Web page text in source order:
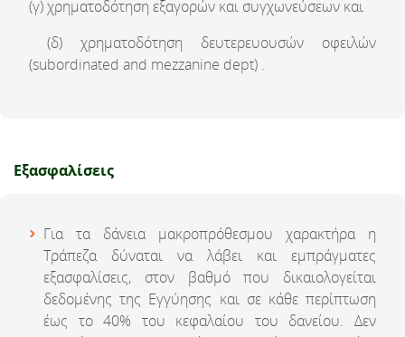
(γ) χρηματοδότηση εξαγορών και συγχωνεύσεων και
(δ) χρηματοδότηση δευτερευουσών οφειλών
(subordinated and mezzanine dept) .
Eξασφαλίσεις
Για τα δάνεια μακροπρόθεσμου χαρακτήρα η
Τράπεζα δύναται να λάβει και εμπράγματες
εξασφαλίσεις, στον βαθμό που δικαιολογείται
δεδομένης της Εγγύησης και σε κάθε περίπτωση
έως το 40% του κεφαλαίου του δανείου. Δεν